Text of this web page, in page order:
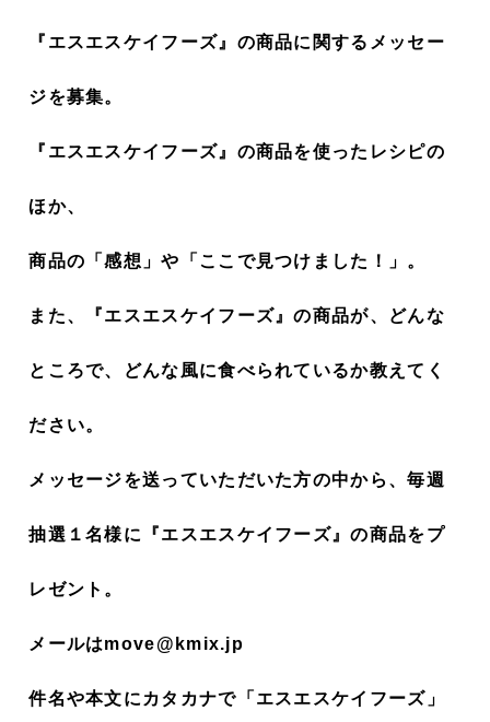
『エスエスケイフーズ』の商品に関するメッセー
ジを募集。
『エスエスケイフーズ』の商品を使ったレシピの
ほか、
商品の「感想」や「ここで見つけました！」。
また、『エスエスケイフーズ』の商品が、どんな
ところで、どんな風に食べられているか教えてく
ださい。
メッセージを送っていただいた方の中から、毎週
抽選１名様に『エスエスケイフーズ』の商品をプ
レゼント。
メールはmove@kmix.jp
件名や本文にカタカナで「エスエスケイフーズ」